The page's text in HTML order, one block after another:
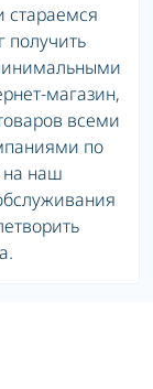
получить
магазин,
всеми
по
на наш